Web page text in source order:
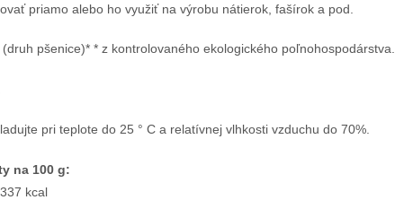
priamo alebo ho využiť na výrobu nátierok, fašírok a pod.
(druh pšenice)* * z kontrolovaného ekologického poľnohospodárstva.
pri teplote do 25 ° C a relatívnej vlhkosti vzduchu do 70%.
na 100 g:
kcal